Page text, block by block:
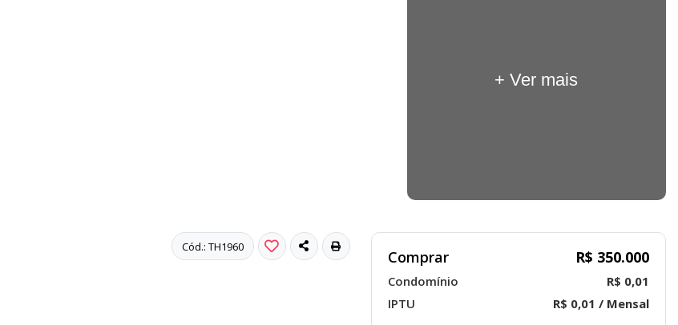
+ Ver mais
Cód.: TH1960
Comprar R$ 350.000
Condomínio
R$ 0,01
IPTU
R$ 0,01 / Mensal